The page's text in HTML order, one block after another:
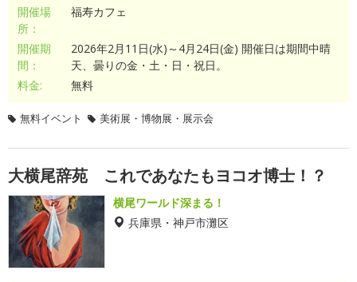
開催場
所：
福寿カフェ
開催期
間：
2026年2月11日(水)～4月24日(金) 開催日は期間中晴
天、曇りの金・土・日・祝日。
料金:
無料
無料イベント 美術展・博物展・展示会
大横尾辞苑 これであなたもヨコオ博士！？
横尾ワールド深まる！
兵庫県・神戸市灘区